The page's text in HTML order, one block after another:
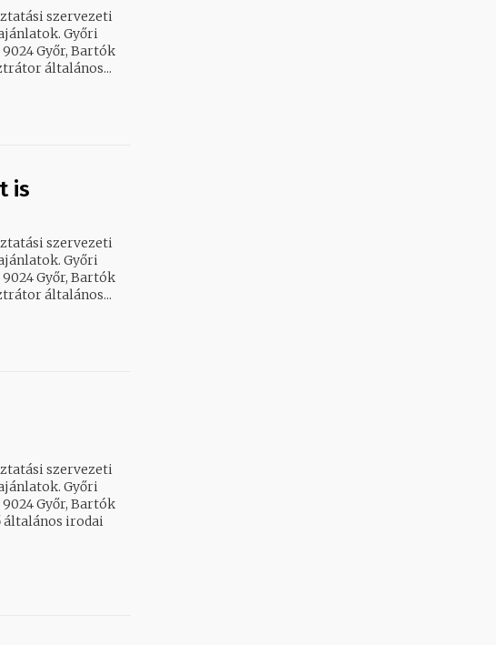
szervezeti
Győri
Győr, Bartók
adminisztrátor általános...
is
szervezeti
Győri
Győr, Bartók
adminisztrátor általános...
szervezeti
Győri
Győr, Bartók